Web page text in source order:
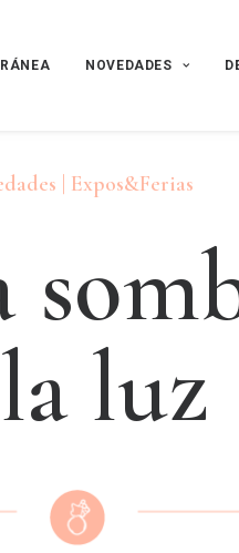
NOVEDADES
| Expos&Ferias
som
la luz